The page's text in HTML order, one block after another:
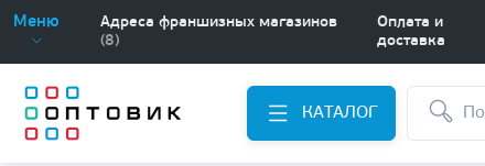
Меню
Адреса франшизных магазинов
(8)
Оплата и
доставка
КАТАЛОГ